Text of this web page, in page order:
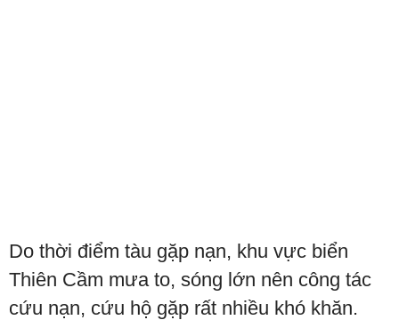
Do thời điểm tàu gặp nạn, khu vực biển
Thiên Cầm mưa to, sóng lớn nên công tác
cứu nạn, cứu hộ gặp rất nhiều khó khăn.